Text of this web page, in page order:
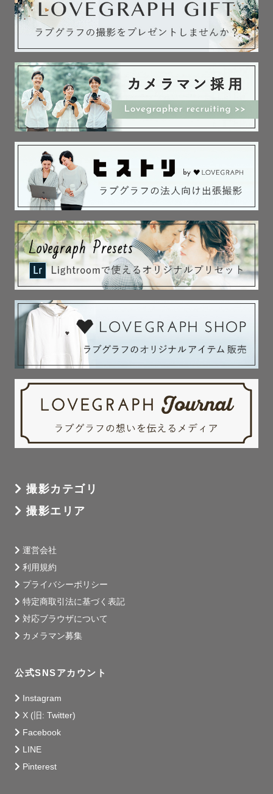
撮影カテゴリ
撮影エリア
運営会社
利用規約
プライバシーポリシー
特定商取引法に基づく表記
対応ブラウザについて
カメラマン募集
公式SNSアカウント
Instagram
X (旧: Twitter)
Facebook
LINE
Pinterest